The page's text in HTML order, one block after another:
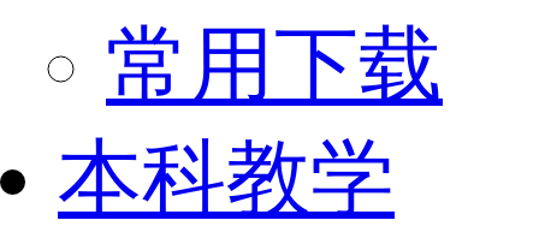
常用下载
本科教学